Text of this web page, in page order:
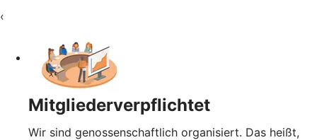
‹
Mitgliederverpflichtet
Wir sind genossenschaftlich organisiert. Das heißt,